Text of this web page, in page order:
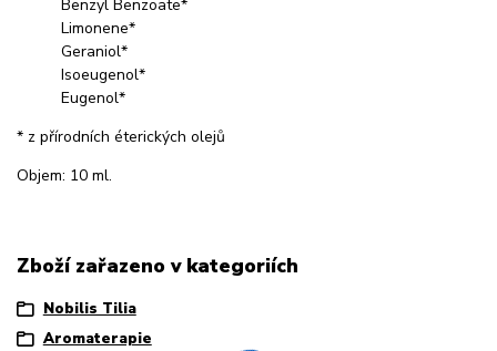
Benzyl Benzoate*
Limonene*
Geraniol*
Isoeugenol*
Eugenol*
* z přírodních éterických olejů
Objem: 10 ml.
Zboží zařazeno v kategoriích
Nobilis Tilia
Aromaterapie